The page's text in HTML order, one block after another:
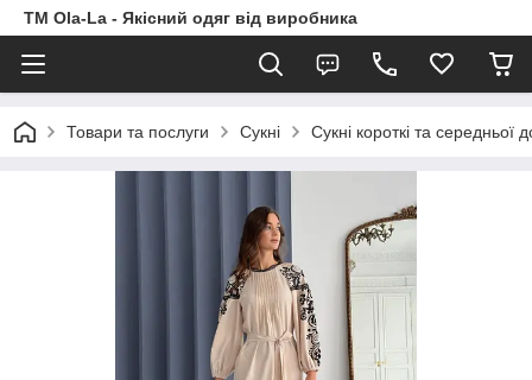
TM Ola-La - Якісний одяг від виробника
Товари та послуги Сукні Сукні короткі та середньої